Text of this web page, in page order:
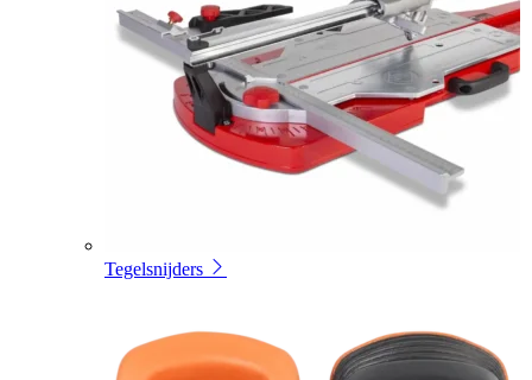
Tegelsnijders